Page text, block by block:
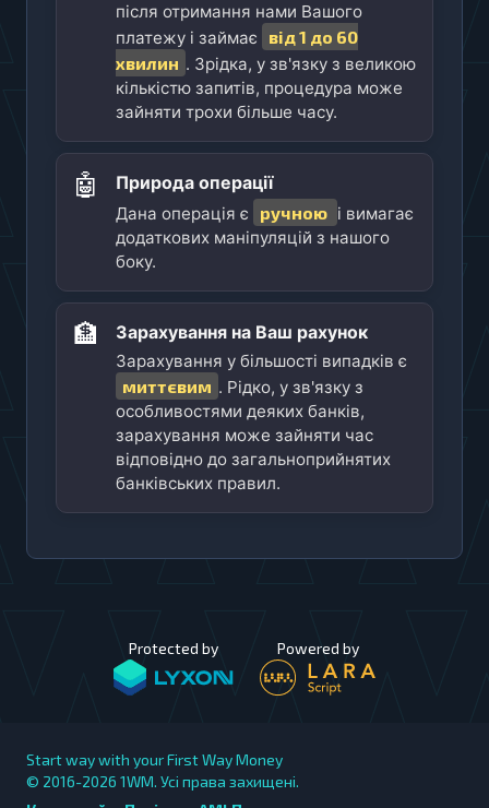
після отримання нами Вашого
платежу і займає
від 1 до 60
хвилин . Зрідка, у зв'язку з великою
кількістю запитів, процедура може
зайняти трохи більше часу.
🤖
Природа операції
Дана операція є
ручною і вимагає
додаткових маніпуляцій з нашого
боку.
🏦
Зарахування на Ваш рахунок
Зарахування у більшості випадків є
миттєвим . Рідко, у зв'язку з
особливостями деяких банків,
зарахування може зайняти час
відповідно до загальноприйнятих
банківських правил.
Protected by Powered by
Start way with your First Way Money
© 2016-2026 1WM. Усі права захищені.